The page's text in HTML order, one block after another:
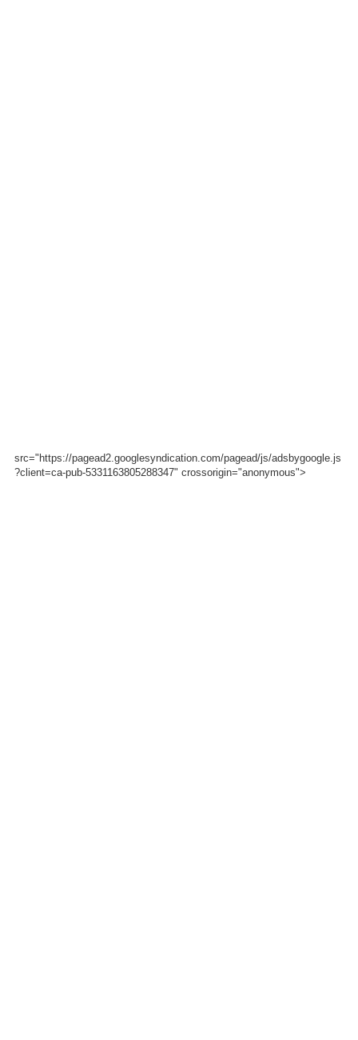
src="https://pagead2.googlesyndication.com/pagead/js/adsbygoogle.js
?client=ca-pub-5331163805288347" crossorigin="anonymous">